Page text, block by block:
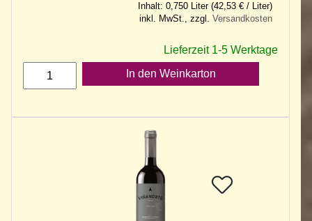
Inhalt: 0,750 Liter (42,53 € / Liter)
inkl. MwSt., zzgl.Versandkosten
Lieferzeit 1-5 Werktage
In den Weinkarton